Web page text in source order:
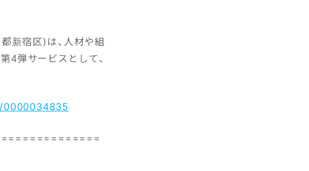
新宿区)は、人材や組
4弾サービスとして、